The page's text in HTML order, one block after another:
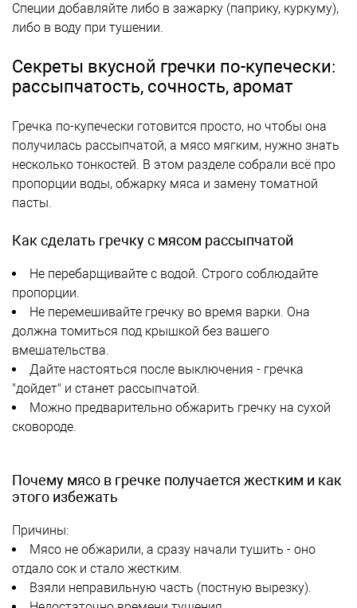
Специи добавляйте либо в зажарку (паприку, куркуму),
либо в воду при тушении.
Секреты вкусной гречки по-купечески:
рассыпчатость, сочность, аромат
Гречка по-купечески готовится просто, но чтобы она
получилась рассыпчатой, а мясо мягким, нужно знать
несколько тонкостей. В этом разделе собрали всё про
пропорции воды, обжарку мяса и замену томатной
пасты.
Как сделать гречку с мясом рассыпчатой
Не перебарщивайте с водой. Строго соблюдайте
пропорции.
Не перемешивайте гречку во время варки. Она
должна томиться под крышкой без вашего
вмешательства.
Дайте настояться после выключения - гречка
"дойдет" и станет рассыпчатой.
Можно предварительно обжарить гречку на сухой
сковороде.
Почему мясо в гречке получается жестким и как
этого избежать
Причины:
Мясо не обжарили, а сразу начали тушить - оно
отдало сок и стало жестким.
Взяли неправильную часть (постную вырезку).